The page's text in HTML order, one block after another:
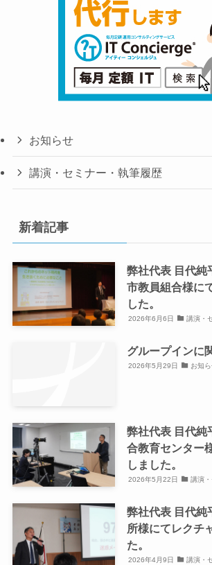
お知らせ
講演・セミナー・執筆履歴
新着記事
弊社代表 目代純
市教員組合様に
した。
2026年6月6日 講演・
グループインに
2026年5月29日 お知
弊社代表 目代純
合教育センター
しました。
2026年5月22日 講演
弊社代表 目代純
所様にてレクチ
た。
2026年4月9日 講演・